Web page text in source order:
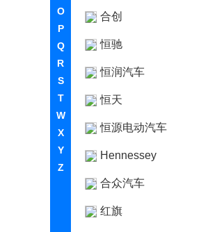
O
P
Q
R
S
T
W
X
Y
Z
合创
恒驰
恒润汽车
恒天
恒源电动汽车
Hennessey
合众汽车
红旗